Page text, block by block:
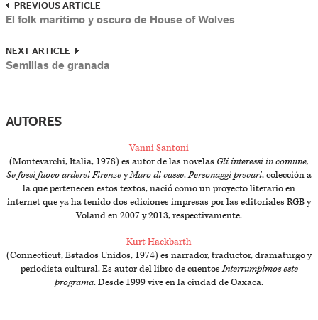
PREVIOUS ARTICLE
El folk marítimo y oscuro de House of Wolves
NEXT ARTICLE
Semillas de granada
AUTORES
Vanni Santoni
(Montevarchi, Italia, 1978) es autor de las novelas Gli interessi in comune,
Se fossi fuoco arderei FirenzeyMuro di casse.Personaggi precari, colección a
la que pertenecen estos textos, nació como un proyecto literario en
internet que ya ha tenido dos ediciones impresas por las editoriales RGB y
Voland en 2007 y 2013, respectivamente.
Kurt Hackbarth
(Connecticut, Estados Unidos, 1974) es narrador, traductor, dramaturgo y
periodista cultural. Es autor del libro de cuentosInterrumpimos este
programa. Desde 1999 vive en la ciudad de Oaxaca.